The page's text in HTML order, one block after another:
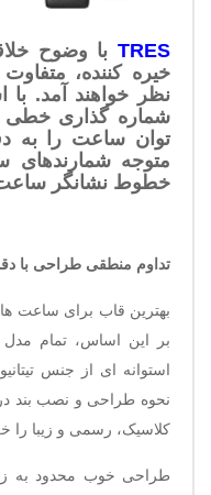
TRES
با وضوح
خیره کننده،
نظر خواهند آمد. با
توان ساعت را به
متوجه
خطوط نشانگر
تداوم منطقی طراحی با
بهترین قاب برای ساعت
بر این اساس، تمام
استوانه ای از جنس
نحوه طراحی و نصب بند
کلاسیک، رسمی و زیبا را
طراحی خوب محدود به